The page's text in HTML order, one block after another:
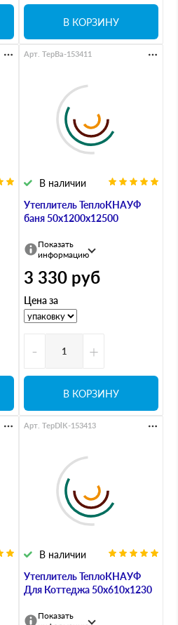
В КОРЗИНУ
Утеплитель ТеплоКНАУФ
баня 50х1200х12500
В наличии
Арт. TepBa-153411
Показать
информацию
3 330 руб
Цена за
- +
В КОРЗИНУ
Утеплитель ТеплоКНАУФ
Для Коттеджа 50х610х1230
В наличии
Арт. TepDlK-153413
Показать